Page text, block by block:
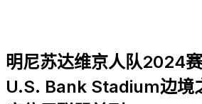
明尼苏达维京人队2024赛
U.S. Bank Stadium边境